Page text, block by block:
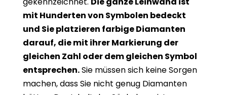
mit Hunderten von Symbolen bedeckt
und Sie platzieren farbige Diamanten
darauf, die mit ihrer Markierung der
gleichen Zahl oder dem gleichen Symbol
entsprechen.Sie müssen sich keine Sorgen
machen, dass Sie nicht genug Diamanten